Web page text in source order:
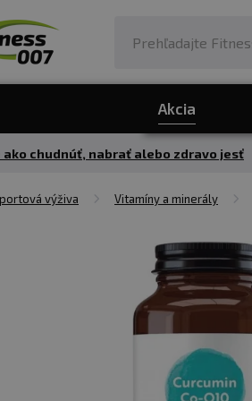
Akcia
ako chudnúť, nabrať alebo zdravo jesť
výživa Vitamíny a minerály